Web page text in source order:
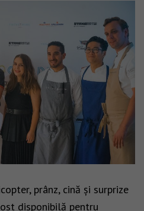
prânz, cină și surprize
disponibilă pentru